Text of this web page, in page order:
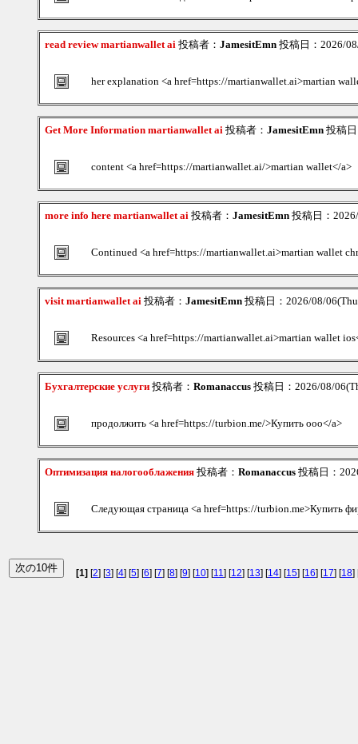
read review martianwallet ai 投稿者： JamesitEmn 投稿日：2026/
her explanation <a href=https://martianwallet.ai>martian
Get More Information martianwallet ai 投稿者： JamesitEmn 投稿
content <a href=https://martianwallet.ai/>martian wallet</a>
more info here martianwallet ai 投稿者： JamesitEmn 投稿日：
Continued <a href=https://martianwallet.ai>martian wallet
visit martianwallet ai 投稿者： JamesitEmn 投稿日：2026/08/
Resources <a href=https://martianwallet.ai>martian wallet
Бухгалтерские услуги 投稿者： Romanaccus 投稿日：2026/08/
продолжить <a href=https://turbion.me/>Купить ооо</a>
Оптимизация налогооблажения 投稿者： Romanaccus 投稿日：
Следующая страница <a href=https://turbion.me>Купить
[1] [2] [3] [4] [5] [6] [7] [8] [9] [10] [11] [12] [13] [14] [15] [16] [17] [18]